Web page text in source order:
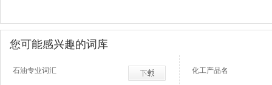
您可能感兴趣的词库
石油专业词汇 化工产品名